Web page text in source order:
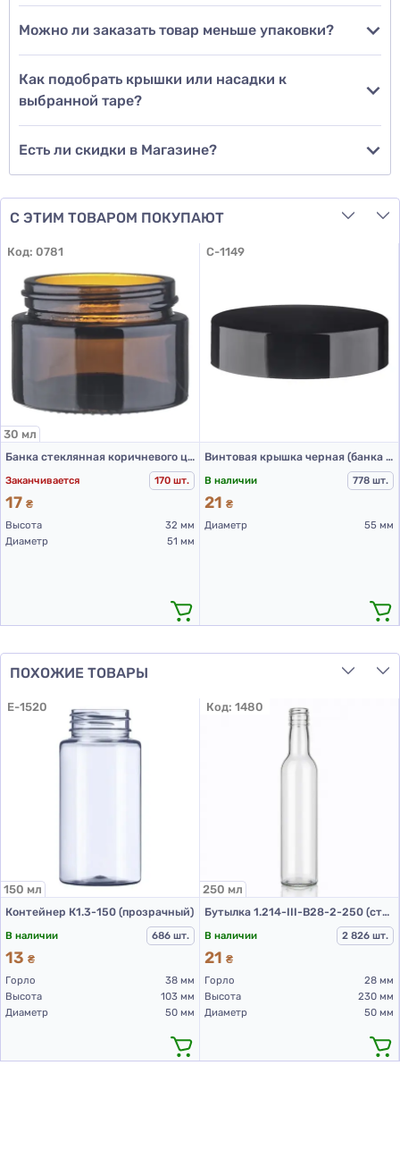
Добавить отзыв
Можно ли заказать товар меньше упаковки?
Как подобрать крышки или насадки к
выбранной таре?
Есть ли скидки в Магазине?
С ЭТИМ ТОВАРОМ ПОКУПАЮТ
Код: 0781
30 мл
Банка стеклянная коричневого цвета, 30 мл
Заканчивается
170 шт.
17 ₴
Высота
32 мм
Диаметр
51 мм
C-1149
Винтовая крышка черная (банка 50 мл и 60 мл)
В наличии
778 шт.
21 ₴
Диаметр
55 мм
ПОХОЖИЕ ТОВАРЫ
E-1520
150 мл
Контейнер К1.3-150 (прозрачный)
В наличии
686 шт.
13 ₴
Горло
38 мм
Высота
103 мм
Диаметр
50 мм
Код: 1480
250 мл
Бутылка 1.214-III-В28-2-250 (стеклянные бутылки 250 мл)
В наличии
2 826 шт.
21 ₴
Горло
28 мм
Высота
230 мм
Диаметр
50 мм